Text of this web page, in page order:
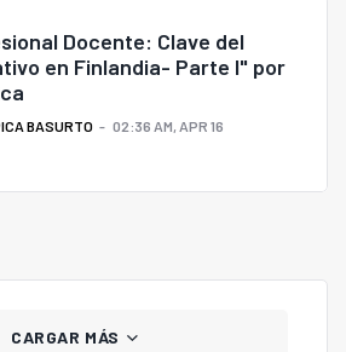
Docente: Clave del
en Finlandia- Parte I" por
BASURTO 02:36 AM, APR 16
CARGAR MÁS